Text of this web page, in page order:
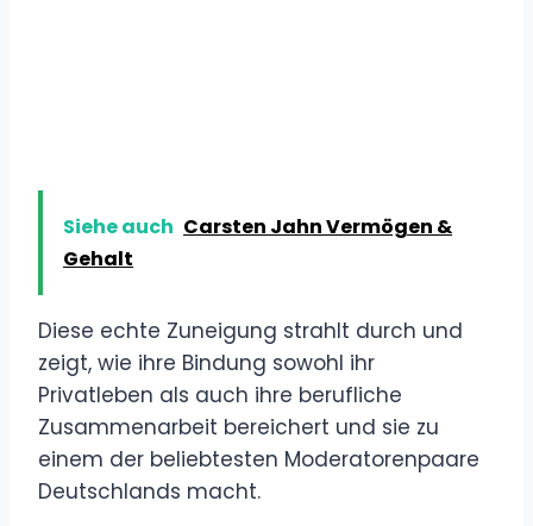
Siehe auch Carsten Jahn Vermögen &
Gehalt
Diese echte Zuneigung strahlt durch und
zeigt, wie ihre Bindung sowohl ihr
Privatleben als auch ihre berufliche
Zusammenarbeit bereichert und sie zu
einem der beliebtesten Moderatorenpaare
Deutschlands macht.